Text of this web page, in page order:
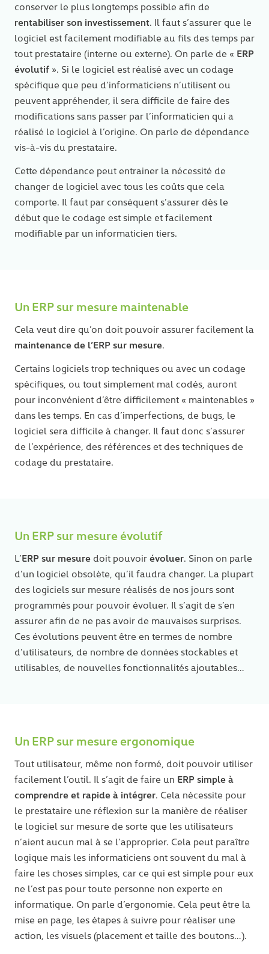
conserver le plus longtemps possible afin de
rentabiliser son investissement. Il faut s’assurer que le
logiciel est facilement modifiable au fils des temps par
tout prestataire (interne ou externe). On parle de « ERP
évolutif ». Si le logiciel est réalisé avec un codage
spécifique que peu d’informaticiens n’utilisent ou
peuvent appréhender, il sera difficile de faire des
modifications sans passer par l’informaticien qui a
réalisé le logiciel à l’origine. On parle de dépendance
vis-à-vis du prestataire.
Cette dépendance peut entrainer la nécessité de
changer de logiciel avec tous les coûts que cela
comporte. Il faut par conséquent s’assurer dès le
début que le codage est simple et facilement
modifiable par un informaticien tiers.
Un ERP sur mesure maintenable
Cela veut dire qu’on doit pouvoir assurer facilement la
maintenance de l’ERP sur mesure.
Certains logiciels trop techniques ou avec un codage
spécifiques, ou tout simplement mal codés, auront
pour inconvénient d’être difficilement « maintenables »
dans les temps. En cas d’imperfections, de bugs, le
logiciel sera difficile à changer. Il faut donc s’assurer
de l’expérience, des références et des techniques de
codage du prestataire.
Un ERP sur mesure évolutif
L’ERP sur mesure doit pouvoir évoluer. Sinon on parle
d’un logiciel obsolète, qu’il faudra changer. La plupart
des logiciels sur mesure réalisés de nos jours sont
programmés pour pouvoir évoluer. Il s’agit de s’en
assurer afin de ne pas avoir de mauvaises surprises.
Ces évolutions peuvent être en termes de nombre
d’utilisateurs, de nombre de données stockables et
utilisables, de nouvelles fonctionnalités ajoutables…
Un ERP sur mesure ergonomique
Tout utilisateur, même non formé, doit pouvoir utiliser
facilement l’outil. Il s’agit de faire un ERP simple à
comprendre et rapide à intégrer. Cela nécessite pour
le prestataire une réflexion sur la manière de réaliser
le logiciel sur mesure de sorte que les utilisateurs
n’aient aucun mal à se l’approprier. Cela peut paraître
logique mais les informaticiens ont souvent du mal à
faire les choses simples, car ce qui est simple pour eux
ne l’est pas pour toute personne non experte en
informatique. On parle d’ergonomie. Cela peut être la
mise en page, les étapes à suivre pour réaliser une
action, les visuels (placement et taille des boutons…).